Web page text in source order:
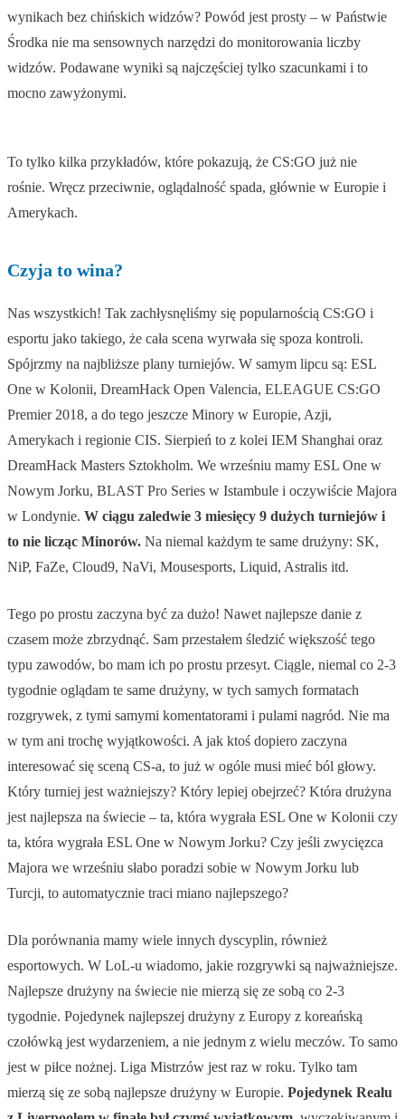
wynikach bez chińskich widzów? Powód jest prosty – w Państwie
Środka nie ma sensownych narzędzi do monitorowania liczby
widzów. Podawane wyniki są najczęściej tylko szacunkami i to
mocno zawyżonymi.
To tylko kilka przykładów, które pokazują, że CS:GO już nie
rośnie. Wręcz przeciwnie, oglądalność spada, głównie w Europie i
Amerykach.
Czyja to wina?
Nas wszystkich! Tak zachłysnęliśmy się popularnością CS:GO i
esportu jako takiego, że cała scena wyrwała się spoza kontroli.
Spójrzmy na najbliższe plany turniejów. W samym lipcu są: ESL
One w Kolonii, DreamHack Open Valencia, ELEAGUE CS:GO
Premier 2018, a do tego jeszcze Minory w Europie, Azji,
Amerykach i regionie CIS. Sierpień to z kolei IEM Shanghai oraz
DreamHack Masters Sztokholm. We wrześniu mamy ESL One w
Nowym Jorku, BLAST Pro Series w Istambule i oczywiście Majora
w Londynie. W ciągu zaledwie 3 miesięcy 9 dużych turniejów i
to nie licząc Minorów. Na niemal każdym te same drużyny: SK,
NiP, FaZe, Cloud9, NaVi, Mousesports, Liquid, Astralis itd.
Tego po prostu zaczyna być za dużo! Nawet najlepsze danie z
czasem może zbrzydnąć. Sam przestałem śledzić większość tego
typu zawodów, bo mam ich po prostu przesyt. Ciągle, niemal co 2-3
tygodnie oglądam te same drużyny, w tych samych formatach
rozgrywek, z tymi samymi komentatorami i pulami nagród. Nie ma
w tym ani trochę wyjątkowości. A jak ktoś dopiero zaczyna
interesować się sceną CS-a, to już w ogóle musi mieć ból głowy.
Który turniej jest ważniejszy? Który lepiej obejrzeć? Która drużyna
jest najlepsza na świecie – ta, która wygrała ESL One w Kolonii czy
ta, która wygrała ESL One w Nowym Jorku? Czy jeśli zwycięzca
Majora we wrześniu słabo poradzi sobie w Nowym Jorku lub
Turcji, to automatycznie traci miano najlepszego?
Dla porównania mamy wiele innych dyscyplin, również
esportowych. W LoL-u wiadomo, jakie rozgrywki są najważniejsze.
Najlepsze drużyny na świecie nie mierzą się ze sobą co 2-3
tygodnie. Pojedynek najlepszej drużyny z Europy z koreańską
czołówką jest wydarzeniem, a nie jednym z wielu meczów. To samo
jest w piłce nożnej. Liga Mistrzów jest raz w roku. Tylko tam
mierzą się ze sobą najlepsze drużyny w Europie. Pojedynek Realu